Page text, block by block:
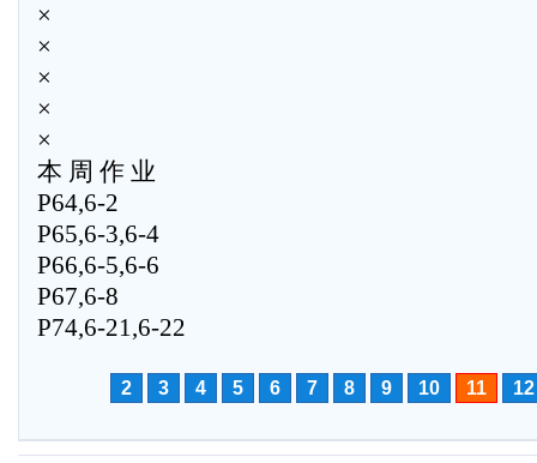
×
×
×
×
×
本 周 作 业
P64,6-2
P65,6-3,6-4
P66,6-5,6-6
P67,6-8
P74,6-21,6-22
2 3 4 5 6 7 8 9 10 11 12